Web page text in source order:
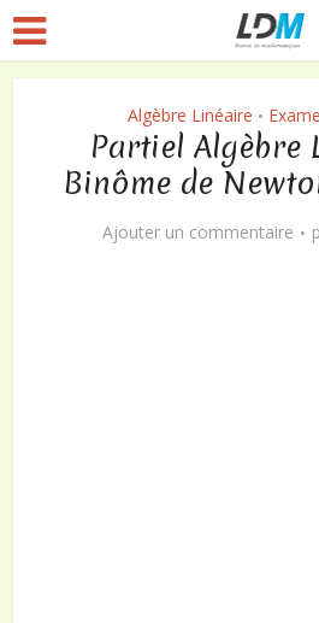
Algèbre Linéaire •
Partiel Algèbre
Binôme de
Ajouter un commentaire